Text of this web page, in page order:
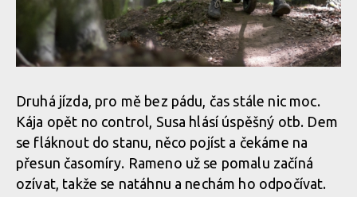
Druhá jízda, pro mě bez pádu, čas stále nic moc.
Kája opět no control, Susa hlásí úspěšný otb. Dem
se fláknout do stanu, něco pojíst a čekáme na
přesun časomíry. Rameno už se pomalu začíná
ozívat, takže se natáhnu a nechám ho odpočívat.